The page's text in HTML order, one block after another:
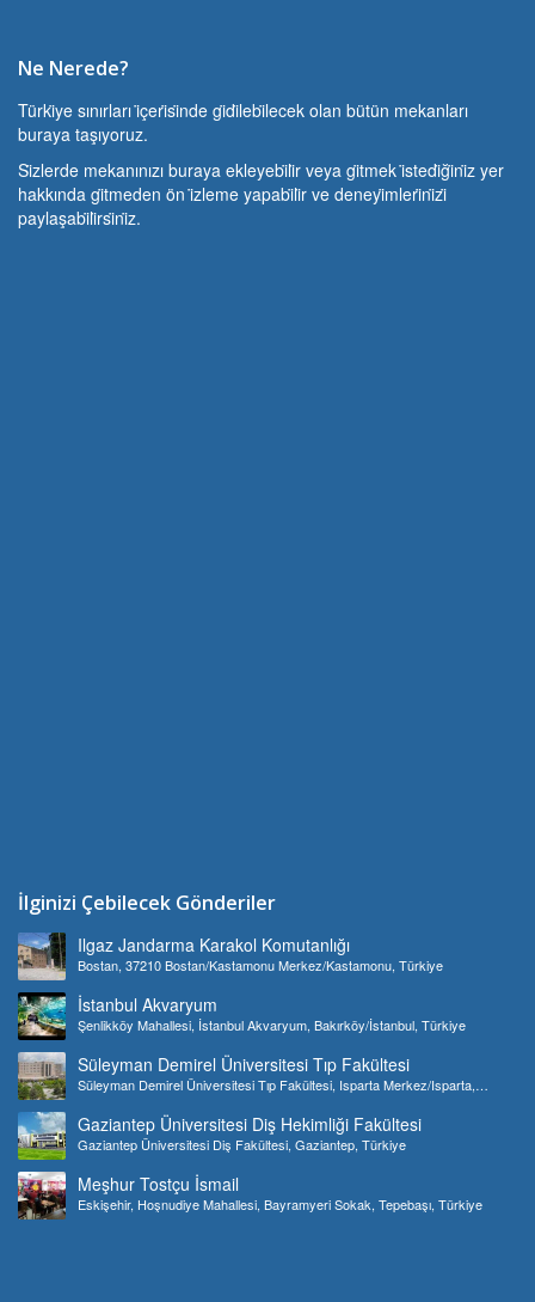
Ne Nerede?
Türki̇ye sınırları i̇çeri̇si̇nde gi̇di̇lebi̇lecek olan bütün mekanları
buraya taşıyoruz.
Si̇zlerde mekanınızı buraya ekleyebi̇li̇r veya gi̇tmek i̇stedi̇ği̇ni̇z yer
hakkında gi̇tmeden ön i̇zleme yapabi̇li̇r ve deneyi̇mleri̇ni̇zi̇
paylaşabi̇li̇rsi̇ni̇z.
İlginizi Çebilecek Gönderiler
Ilgaz Jandarma Karakol Komutanlığı
Bostan, 37210 Bostan/Kastamonu Merkez/Kastamonu, Türkiye
İstanbul Akvaryum
Şenlikköy Mahallesi, İstanbul Akvaryum, Bakırköy/İstanbul, Türkiye
Süleyman Demirel Üniversitesi Tıp Fakültesi
Süleyman Demirel Üniversitesi Tıp Fakültesi, Isparta Merkez/Isparta,
Gaziantep Üniversitesi Diş Hekimliği Fakültesi
Gaziantep Üniversitesi Diş Fakültesi, Gaziantep, Türkiye
Meşhur Tostçu İsmail
Eskişehir, Hoşnudiye Mahallesi, Bayramyeri Sokak, Tepebaşı, Türkiye